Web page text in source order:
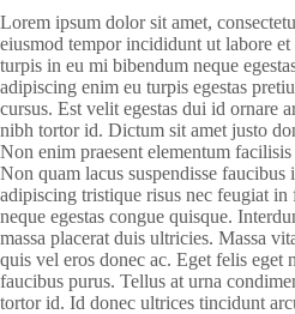
Lorem ipsum dolor sit amet,
eiusmod tempor incididunt ut labore
turpis in eu mi bibendum neque
adipiscing enim eu turpis egestas
cursus. Est velit egestas dui id ornare
nibh tortor id. Dictum sit amet justo
Non enim praesent elementum
Non quam lacus suspendisse faucibus
adipiscing tristique risus nec feugiat
neque egestas congue quisque.
massa placerat duis ultricies. Massa
quis vel eros donec ac. Eget felis eget
faucibus purus. Tellus at urna
tortor id. Id donec ultrices tincidunt